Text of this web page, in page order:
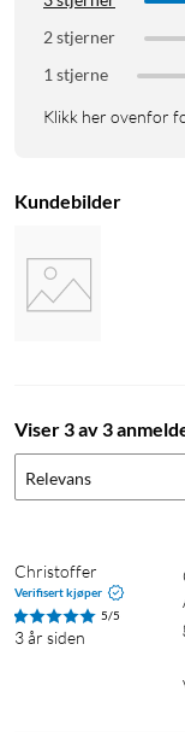
2 stjerner
1 stjerne
Klikk her ovenfor
Kundebilder
Viser 3 av 3
Relevans
Christoffer
Verifisert kjøper
5/5
3 år siden